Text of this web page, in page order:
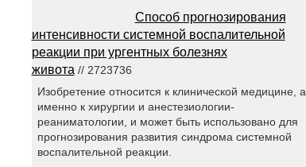
Способ прогнозирования
интенсивности системной воспалительной
реакции при ургентных болезнях
живота // 2723736
Изобретение относится к клинической медицине, а
именно к хирургии и анестезиологии-
реаниматологии, и может быть использовано для
прогнозирования развития синдрома системной
воспалительной реакции.